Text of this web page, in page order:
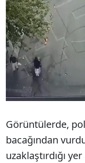
Görüntülerde,
bacağından
uzaklaştırdığı yer